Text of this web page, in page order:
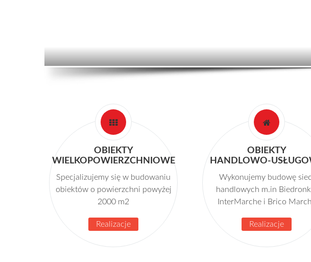
OBIEKTY
WIELKOPOWIERZCHNIOWE
Specjalizujemy się w budowaniu
obiektów o powierzchni powyżej
2000 m2
Realizacje
OBIEKTY
HANDLOWO-
Wykonujemy budowę
handlowych m.in
InterMarche i Brico
Realizacje